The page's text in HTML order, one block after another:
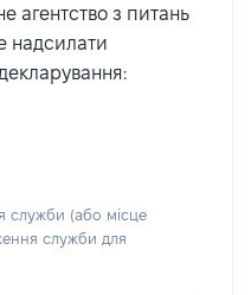
агентство з питань
надсилати
служби (або місце
служби для